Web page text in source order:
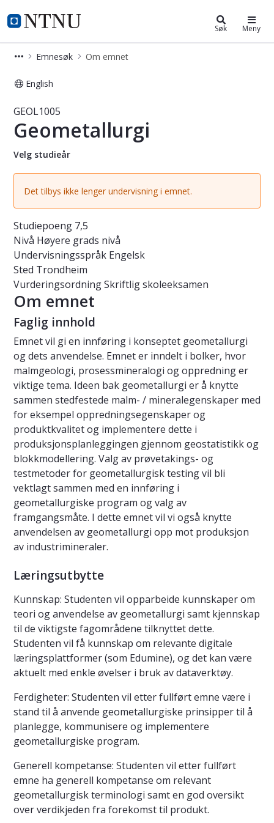
NTNU Hjemmeside
Studier Søk Meny
Emnesøk Om emnet
English
Emne - Geometallurgi - GEOL1005
GEOL1005
Geometallurgi
Velg studieår
Det tilbys ikke lenger undervisning i emnet.
Studiepoeng 7,5
Nivå Høyere grads nivå
Undervisningsspråk Engelsk
Sted Trondheim
VurderingsordningSkriftlig skoleeksamen
Om emnet
Faglig innhold
Emnet vil gi en innføring i konseptet geometallurgi
og dets anvendelse. Emnet er inndelt i bolker, hvor
malmgeologi, prosessmineralogi og oppredning er
viktige tema. Ideen bak geometallurgi er å knytte
sammen stedfestede malm- / mineralegenskaper med
for eksempel oppredningsegenskaper og
produktkvalitet og implementere dette i
produksjonsplanleggingen gjennom geostatistikk og
blokkmodellering. Valg av prøvetakings- og
testmetoder for geometallurgisk testing vil bli
vektlagt sammen med en innføring i
geometallurgiske program og valg av
framgangsmåte. I dette emnet vil vi også knytte
anvendelsen av geometallurgi opp mot produksjon
av industrimineraler.
Læringsutbytte
Kunnskap: Studenten vil opparbeide kunnskaper om
teori og anvendelse av geometallurgi samt kjennskap
til de viktigste fagområdene tilknyttet dette.
Studenten vil få kunnskap om relevante digitale
læringsplattformer (som Edumine), og det kan være
aktuelt med enkle øvelser i bruk av dataverktøy.
Ferdigheter: Studenten vil etter fullført emne være i
stand til å anvende geometallurgiske prinsipper til å
planlegge, kommunisere og implementere
geometallurgiske program.
Generell kompetanse: Studenten vil etter fullført
emne ha generell kompetanse om relevant
geometallurgisk terminologi samt en god oversikt
over verdikjeden fra forekomst til produkt.